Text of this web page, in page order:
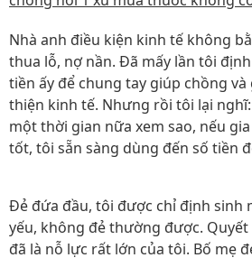
Nhà anh điều kiện kinh tế không
thua lỗ, nợ nần. Đã mấy lần tôi
tiền ấy để chung tay giúp chồng và
thiện kinh tế. Nhưng rồi tôi lại
một thời gian nữa xem sao, nếu
tốt, tôi sẵn sàng dùng đến số tiền
Đẻ đứa đầu, tôi được chỉ định sinh
yếu, không đẻ thường được.
đã là nỗ lực rất lớn của tôi. Bố mẹ